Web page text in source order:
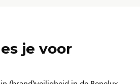
je voor